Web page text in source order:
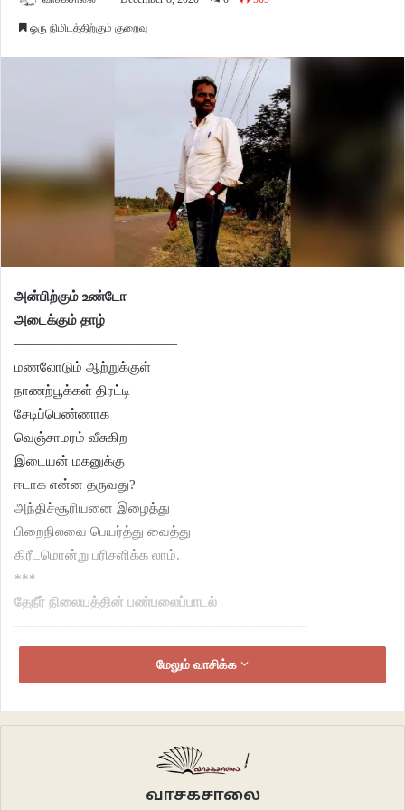
ஒரு நிமிடத்திற்கும் குறைவு
அன்பிற்கும் உண்டோ
அடைக்கும் தாழ்
————————————
மணலோடும் ஆற்றுக்குள்
நாணற்பூக்கள் திரட்டி
சேடிப்பெண்ணாக
வெஞ்சாமரம் வீசுகிற
இடையன் மகனுக்கு
ஈடாக என்ன தருவது?
அந்திச்சூரியனை இழைத்து
பிறைநிலவை பெயர்த்து வைத்து
கிரீடமொன்று பரிசளிக்க லாம்.
***
தேநீர் நிலையத்தின் பண்பலைப்பாடல்
“அன்னக்கிளி உன்னைத் தேடுதே”
பாடலை கேட்கிற பொழுதெல்லாம்
கரும்புக்கொல்லைகள் அடர்ந்த
மேலும் வாசிக்க
வாசகசாலை